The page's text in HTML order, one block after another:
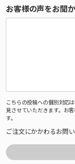
お客様の声をお聞
こちらの投稿への個別対応
見させていただきます。お
す。
ご注文にかかわるお問